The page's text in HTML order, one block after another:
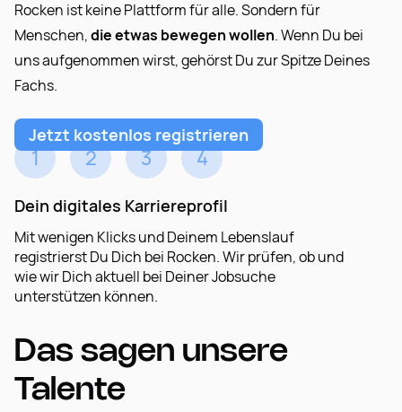
Rocken ist keine Plattform für alle. Sondern für
Menschen,die etwas bewegen wollen. Wenn Du bei
uns aufgenommen wirst, gehörst Du zur Spitze Deines
Fachs.
Jetzt kostenlos registrieren
1 2 3 4
Dein digitales Karriereprofil
Mit wenigen Klicks und Deinem Lebenslauf
registrierst Du Dich bei Rocken. Wir prüfen, ob und
wie wir Dich aktuell bei Deiner Jobsuche
unterstützen können.
Wenn wir zueinander passen, erstellen wir Dein
digitales Karriereprofil. Unsere Technologie und
Expert:innen matchen Dich in Echtzeit mit
passenden Arbeitgebern. Du erhältst nur relevante
Entwicklungspotenziale.
Ob und wann Du Dein Profil für Unternehmen
freigibst. Kein Streuverlust, kein Blindversand. Du
bekommst volle Transparenz und behältst jederzeit
die Kontrolle. Schnell, sicher und auf Augenhöhe.
Unsere Expert:innen begleiten Dich persönlich. Vom
ersten Kontakt bis zur finalen Entscheidung. Wir
geben Feedback, koordinieren Interviews und halten
Dich auf dem Laufenden. Dein Profil bleibt dabei Dein
Karriereschritt.
Das sagen unsere
Talente